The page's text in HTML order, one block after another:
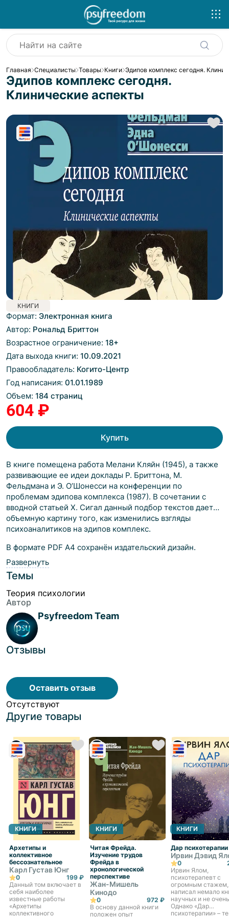
Главная Специалисты Товары Книги Эдипов комплекс сегодня.
Эдипов комплекс сегодня.
Клинические аспекты
КНИГИ
Формат: Электронная книга
Автор: Рональд Бриттон
Возрастное ограничение: 18+
Дата выхода книги: 10.09.2021
Правообладатель: Когито-Центр
Год написания: 01.01.1989
Объем: 184 страниц
604 ₽
Купить
В книге помещена работа Мелани Кляйн (1945), а также
развивающие ее идеи доклады Р. Бриттона, М.
Фельдмана и Э. О’Шонесси на конференции по
проблемам эдипова комплекса (1987). В сочетании с
вводной статьей Х. Сигал данный подбор текстов дает
объемную картину того, как изменились взгляды
психоаналитиков на эдипов комплекс.
В формате PDF A4 сохранён издательский дизайн.
Развернуть
Темы
Теория психологии
Автор
Psyfreedom Team
Отзывы
Оставить отзыв
Отсутствуют
Другие товары
КНИГИ
Архетипы и
коллективное
бессознательное
Карл Густав Юнг
0
199 ₽
Данный том включает в
себя наиболее
известные работы
«Архетипы
коллективного
КНИГИ
Читая Фрейда.
Изучение трудов
Фрейда в
хронологической
перспективе
Жан-Мишель
Кинодо
0
972 ₽
В основу данной книги
положен опыт
КНИГИ
Дар психотерапии
Ирвин Дэвид
0
Ирвин Ялом,
психотерапевт с
огромным стажем,
написал немало
научных и не
Однако «Дар
психотерапии» –